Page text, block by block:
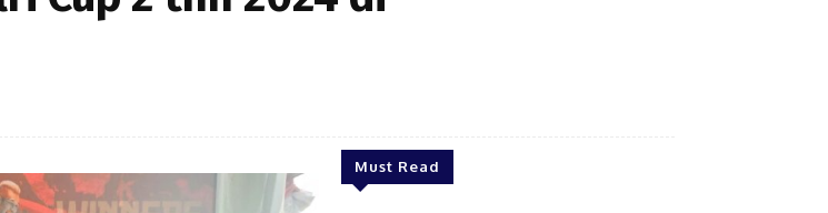
Must Read